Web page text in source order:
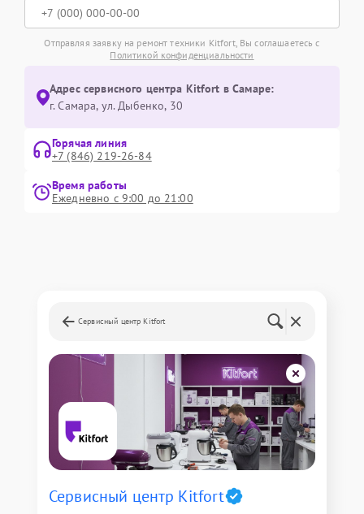
Отправляя заявку на ремонт техники Kitfort, Вы соглашаетесь с
Политикой конфиденциальности
Адрес сервисного центра Kitfort в Самаре:
г. Самара, ул. Дыбенко, 30
Горячая линия
+7 (846) 219-26-84
Время работы
Ежедневно с 9:00 до 21:00
Сервисный центр Kitfort
Сервисный центр Kitfort